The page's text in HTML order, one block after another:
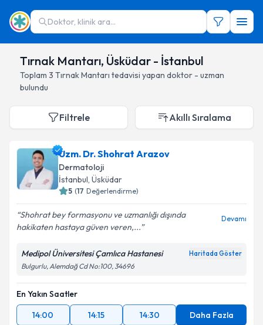
Doktor, klinik ara...
Tırnak Mantarı, Üsküdar - İstanbul
Toplam 3 Tırnak Mantarı tedavisi yapan doktor - uzman
bulundu
Filtrele Akıllı Sıralama
Uzm. Dr. Shohrat Arazov
Dermatoloji
İstanbul, Üsküdar
5 (17 Değerlendirme)
Shohrat bey formasyonu ve uzmanlığı dışında
hakikaten hastaya güven veren,...
Devamı
Medipol Üniversitesi Çamlıca Hastanesi Haritada Göster
Bulgurlu, Alemdağ Cd No:100, 34696
En Yakın Saatler
14:00
14:15 14:30 Daha Fazla